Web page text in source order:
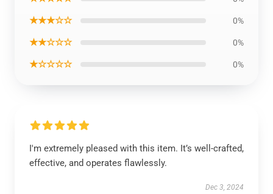
★★★☆☆ 0%
★★☆☆☆ 0%
★☆☆☆☆ 0%
I'm extremely pleased with this item. It’s well-crafted,
effective, and operates flawlessly.
Dec 3, 2024